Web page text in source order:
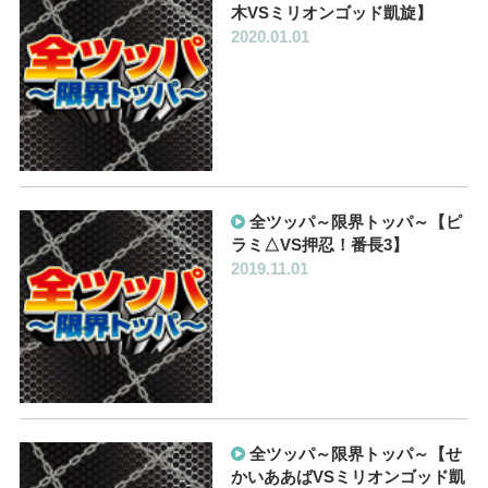
木VSミリオンゴッド凱旋】
2020.01.01
全ツッパ～限界トッパ～【ピ
ラミ△VS押忍！番長3】
2019.11.01
全ツッパ～限界トッパ～【せ
かいああばVSミリオンゴッド凱